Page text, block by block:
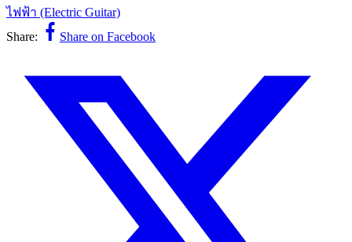
ไฟฟ้า (Electric Guitar)
Share:
Share on Facebook